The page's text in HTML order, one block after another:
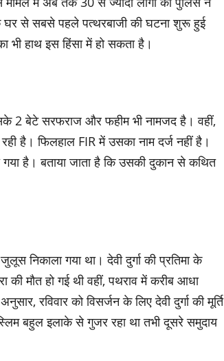
घर से सबसे पहले पत्थरबाजी की घटना शुरू हुई
भी हाथ इस हिंसा में हो सकता है।
2 बेटे सरफराज और फहीम भी नामजद है। वहीं,
है। फिलहाल FIR में उसका नाम दर्ज नहीं है।
है। बताया जाता है कि उसकी दुकान से कथित
निकाला गया था। देवी दुर्गा की प्रतिमा के
की मौत हो गई थी वहीं, पथराव में करीब आधा
रविवार को विसर्जन के लिए देवी दुर्गा की मूर्ति
बहुल इलाके से गुजर रहा था तभी दूसरे समुदाय